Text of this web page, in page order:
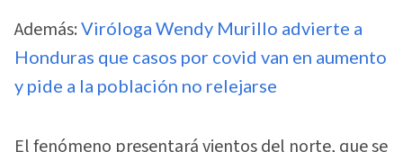
Además: Viróloga Wendy Murillo advierte a
Honduras que casos por covid van en aumento
y pide a la población no relejarse